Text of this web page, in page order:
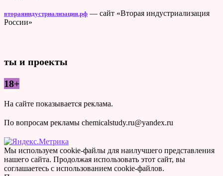
втораяиндустриализация.рф — сайт «Вторая индустриализация
России»
ты и проекты
18+
На сайте показывается реклама.
По вопросам рекламы chemicalstudy.ru@yandex.ru
Мы используем cookie-файлы для наилучшего представления
нашего сайта. Продолжая использовать этот сайт, вы
соглашаетесь с использованием cookie-файлов.